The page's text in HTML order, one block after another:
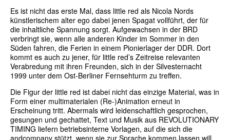
Es ist nicht das erste Mal, dass little red als Nicola Nords
künstlerischem alter ego dabei jenen Spagat vollführt, der für
die inhaltliche Spannung sorgt. Aufgewachsen in der BRD
verbringt sie, wenn alle anderen Kinder im Sommer in den
Süden fahren, die Ferien in einem Pionierlager der DDR. Dort
kommt es auch zu jener, für little red’s Zeitreise relevanten
Verabredung mit ihren Freunden, sich in der Silvesternacht
1999 unter dem Ost-Berliner Fernsehturm zu treffen.
Die Figur der little red ist dabei nicht das einzige Material, was in
Form einer multimaterialen (Re-)Animation erneut in
Erscheinung tritt. Abermals wird leidenschaftlich gesprochen,
gesungen und gechattet, Text und Musik aus REVOLUTIONARY
TIMING liefern betriebsinterne Vorlagen, auf die sich die
andcompany stützt, wenn sie zur Sprache kommen lassen will,